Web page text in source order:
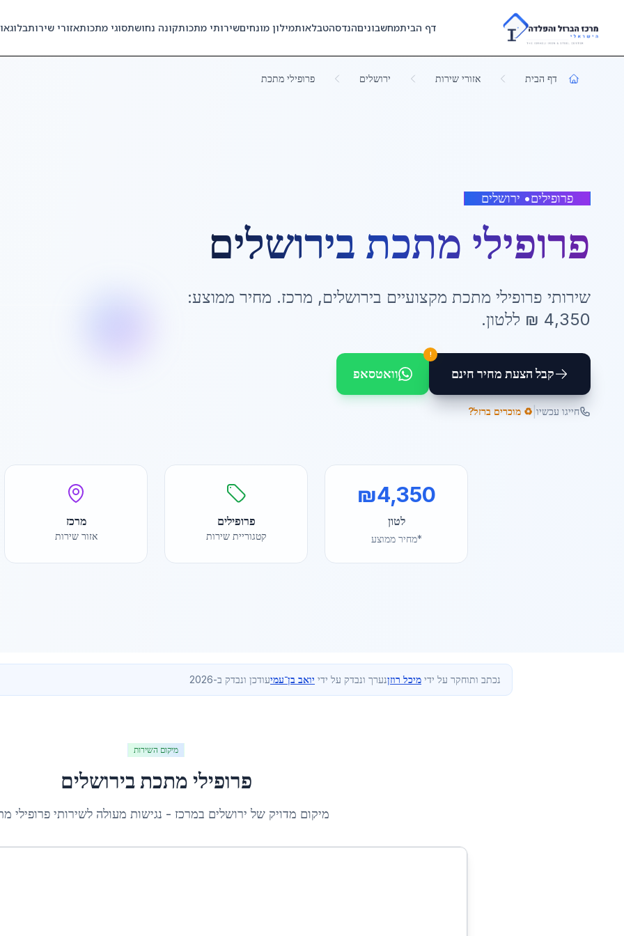
Skip to main content
דף הביתמחשבוניםהנדסהטבלאותמילון מונחיםשירותי מתכותקונה נחושתסוגי מתכותאזורי שירותבלוג
דף הבית אזורי שירות ירושלים פרופילי מתכת
פרופילים• ירושלים
פרופילי מתכת בירושלים
שירותי פרופילי מתכת מקצועיים בירושלים, מרכז. מחיר ממוצע:
4,350 ₪ ללטון.
קבל הצעת מחיר חינם
!
וואטסאפ
חייגו עכשיו ♻️ מוכרים ברזל?
₪4,350
לטון
*מחיר ממוצע
פרופילים
קטגוריית שירות
מרכז
אזור שירות
נכתב ותוחקר על ידי מיכל רוזןנערך ונבדק על ידי יואב בן־עמיעודכן ונבדק ב-2026
מיקום השירות
פרופילי מתכת בירושלים
מיקום מדויק של ירושלים במרכז - נגישות מעולה לשירותי פרופילי